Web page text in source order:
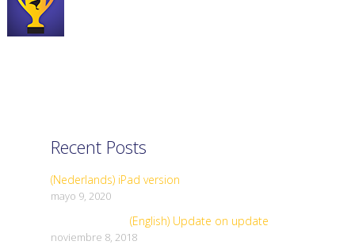
Recent Posts
(Nederlands) iPad version
mayo 9, 2020
(English) Update on update
noviembre 8, 2018